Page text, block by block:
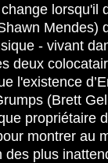
lorsqu'il
Mendes)
- vivant
deux
l'existence
(Brett
propriétaire
montrer au
des plus